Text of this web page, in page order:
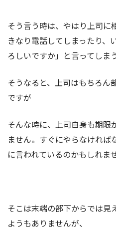
そう言う時は、やはり上司に
きなり電話してしまったり、
ろしいですか」と言ってしま
そうなると、上司はもちろん
ですが
そんな時に、上司自身も期限
ません。すぐにやらなければ
に言われているのかもしれま
そこは末端の部下からでは見
ようもありませんが、